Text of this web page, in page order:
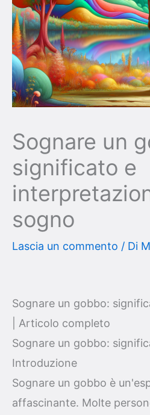
Sognare un
significato e
sogno
Lascia un commento / Di
Sognare un gobbo:
| Articolo completo
Sognare un gobbo:
Introduzione
Sognare un gobbo è
affascinante. Molte